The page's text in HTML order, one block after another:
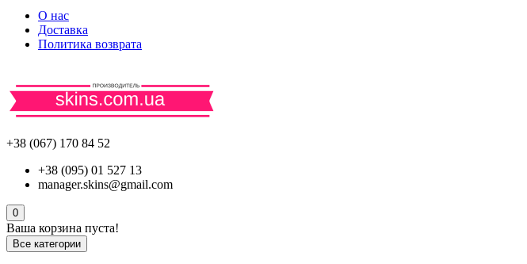
О нас
Доставка
Политика возврата
+38 (067) 170 84 52
+38 (095) 01 527 13
manager.skins@gmail.com
0
Ваша корзина пуста!
Все категории